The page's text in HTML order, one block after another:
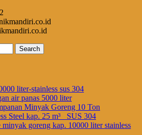
liter-stainless sus 304
air panas 5000 liter
Minyak Goreng 10 Ton
Steel kap. 25 m³_ SUS 304
minyak goreng kap. 10000 liter stainless